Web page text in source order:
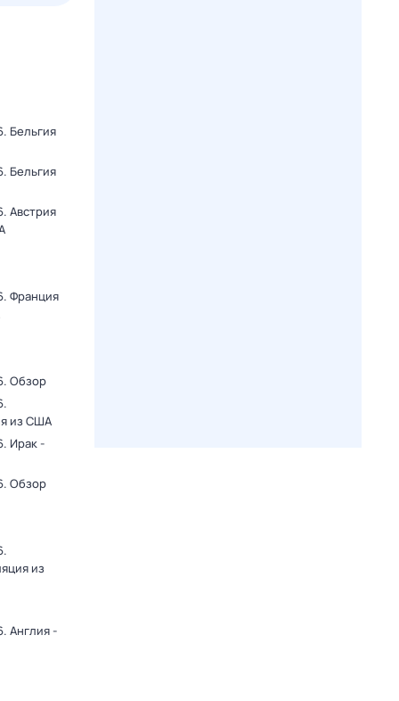
Бельгия
Бельгия
Австрия
Франция
Обзор
из США
Ирак -
Обзор
из
Англия -